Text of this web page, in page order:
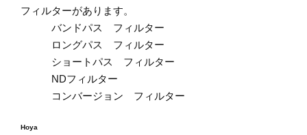
フィルターがあります。
バンドパス フィルター
ロングパス フィルター
ショートパス フィルター
NDフィルター
コンバージョン フィルター
Hoya